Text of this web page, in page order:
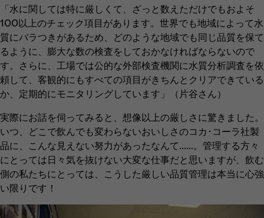
「水に関しては特に厳しくて、ざっと数えただけでもおよそ
100以上のチェック項目があります。世界でも地域によって水
質にバラつきがあるため、どのような地域でも同じ品質を保て
るように、膨大な数の検査をしておかなければならないので
す。さらに、工場では公的な外部検査機関に水質分析調査を依
頼して、客観的にもすべての項目がきちんとクリアできている
か、定期的にモニタリングしています」（片谷さん）
実際にお話を伺ってみると、想像以上の厳しさに驚きました。
いつ、どこで飲んでも変わらないおいしさのコカ･コーラ社製
品に、こんな見えない努力があったなんて……。管理する方々
にとっては日々気を抜けない大変な仕事だと思いますが、飲む
側の私たちにとっては、こうした厳しい品質管理は本当に心強
い限りです！